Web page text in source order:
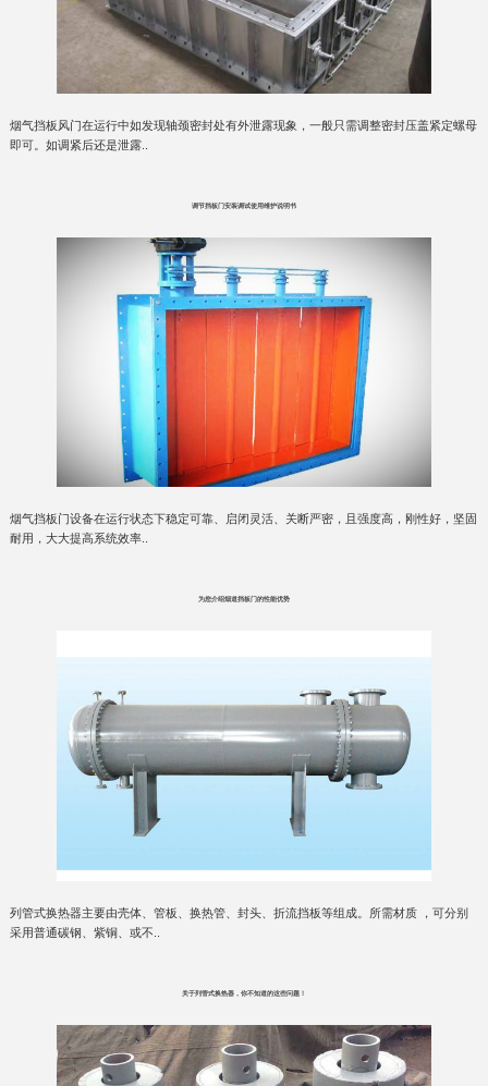
烟气挡板风门在运行中如发现轴颈密封处有外泄露现象，一般只需调整密封压盖紧定螺母
即可。如调紧后还是泄露..
调节挡板门安装调试使用维护说明书
烟气挡板门设备在运行状态下稳定可靠、启闭灵活、关断严密，且强度高，刚性好，坚固
耐用，大大提高系统效率..
为您介绍烟道挡板门的性能优势
列管式换热器主要由壳体、管板、换热管、封头、折流挡板等组成。所需材质 ，可分别
采用普通碳钢、紫铜、或不..
关于列管式换热器，你不知道的这些问题！